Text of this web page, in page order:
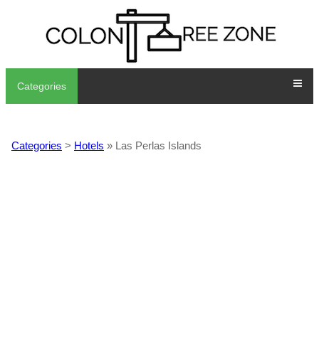
Categories
Categories > Hotels » Las Perlas Islands